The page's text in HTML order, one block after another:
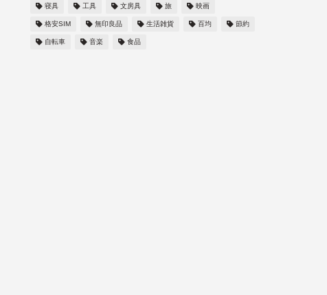
寝具 工具 文房具 旅 映画
格安SIM 無印良品 生活雑貨 百均 節約
自転車 音楽 食品